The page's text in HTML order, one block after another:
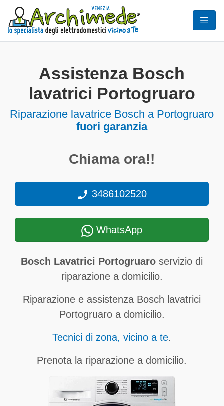
Assistenza Bosch
lavatrici Portogruaro
Riparazione lavatrice Bosch a Portogruaro
fuori garanzia
Chiama ora!!
3486102520
WhatsApp
Bosch Lavatrici Portogruaro servizio di
riparazione a domicilio.
Riparazione e assistenza Bosch lavatrici
Portogruaro a domicilio.
Tecnici di zona, vicino a te.
Prenota la riparazione a domicilio.